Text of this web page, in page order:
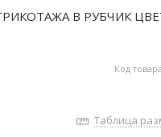
В РУБЧИК
Код
Таблица